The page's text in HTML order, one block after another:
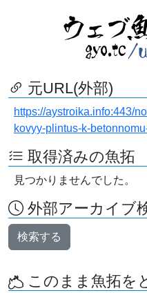
元URL(外部)
https://aystroika.info:443/
kovyy-plintus-k-
取得済みの魚拓
見つかりませんでした。
外部アーカイブ
検索する
このまま魚拓を